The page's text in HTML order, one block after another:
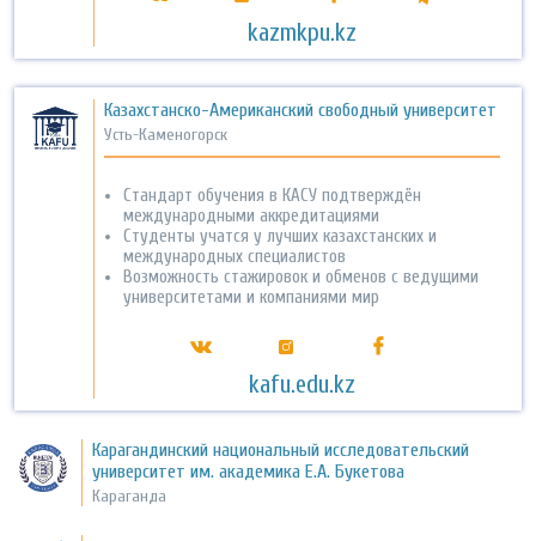
kazmkpu.kz
Казахстанско-Американский свободный университет
Усть-Каменогорск
Стандарт обучения в КАСУ подтверждён
международными аккредитациями
Студенты учатся у лучших казахстанских и
международных специалистов
Возможность стажировок и обменов с ведущими
университетами и компаниями мир
kafu.edu.kz
Карагандинский национальный исследовательский
университет им. академика Е.А. Букетова
Караганда